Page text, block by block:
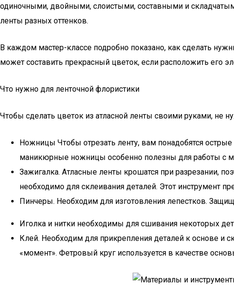
одиночными, двойными, слоистыми, составными и
ленты разных оттенков.
В каждом мастер-классе подробно показано, как сделать
может составить прекрасный цветок, если расположить его
Что нужно для ленточной флористики
Чтобы сделать цветок из атласной ленты своими руками, не
Ножницы Чтобы отрезать ленту, вам понадобятся
маникюрные ножницы особенно полезны для работы с
Зажигалка. Атласные ленты крошатся при разрезании,
необходимо для склеивания деталей. Этот инструмент
Пинчеры. Необходим для изготовления лепестков.
Иголка и нитки необходимы для сшивания некоторых
Клей. Необходим для прикрепления деталей к основе и
«момент». Фетровый круг используется в качестве